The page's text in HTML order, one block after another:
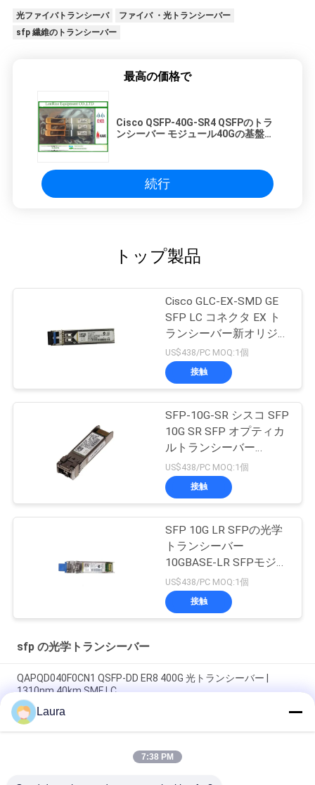
バ
シ
光ファイバトランシーバ
ファイバ ・光トランシーバー
sfp 繊維のトランシーバー
最高の価格で
Cisco QSFP-40G-SR4 QSFPのトラ
ンシーバー モジュール40Gの基盤の
続行
トップ製品
Cisco GLC-EX-SMD GE
SFP LC コネクタ EX ト
ランシーバー新オリジナ
ル
US$438/PC MOQ:1個
接触
SFP-10G-SR シスコ SFP
10G SR SFP オプティカ
ルトランシーバー
10GBASE-SR SFP モジ
ュール
US$438/PC MOQ:1個
接触
SFP 10G LR SFPの光学
トランシーバー
10GBASE-LR SFPモジュ
ール
US$438/PC MOQ:1個
接触
sfp の光学トランシーバー
QAPQD040F0CN1 QSFP-DD ER8 400G 光トランシーバー |
1310nm 40km SMF LC
GLC-LH-SMD 1000BASELXLH SFP トランシーバ モジュール
MMF SMF IEEE 802.3z 1000BASE LX 標準と互換性あり
GLC-ZX-SM、Cisco GLC-ZX-SM SFP モジュール、
Laura
7:38 PM